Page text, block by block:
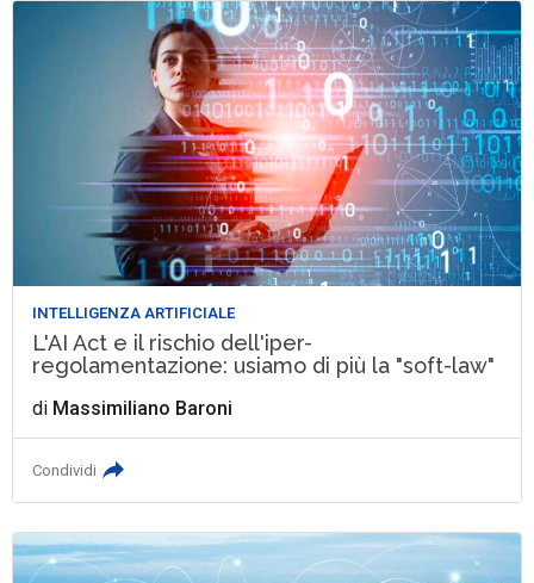
INTELLIGENZA ARTIFICIALE
L'AI Act e il rischio dell'iper-
regolamentazione: usiamo di più la "soft-law"
di Massimiliano Baroni
Condividi